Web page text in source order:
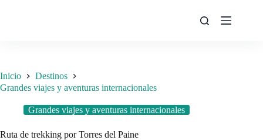
Inicio
Destinos
Grandes viajes y aventuras internacionales
Grandes viajes y aventuras internacionales
Ruta de trekking por Torres del Paine